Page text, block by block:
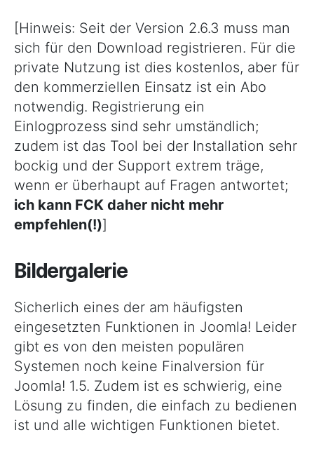
[Hinweis: Seit der Version 2.6.3 muss man
sich für den Download registrieren. Für die
private Nutzung ist dies kostenlos, aber für
den kommerziellen Einsatz ist ein Abo
notwendig. Registrierung ein
Einlogprozess sind sehr umständlich;
zudem ist das Tool bei der Installation sehr
bockig und der Support extrem träge,
wenn er überhaupt auf Fragen antwortet;
ich kann FCK daher nicht mehr
empfehlen(!)]
Bildergalerie
Sicherlich eines der am häufigsten
eingesetzten Funktionen in Joomla! Leider
gibt es von den meisten populären
Systemen noch keine Finalversion für
Joomla! 1.5. Zudem ist es schwierig, eine
Lösung zu finden, die einfach zu bedienen
ist und alle wichtigen Funktionen bietet.